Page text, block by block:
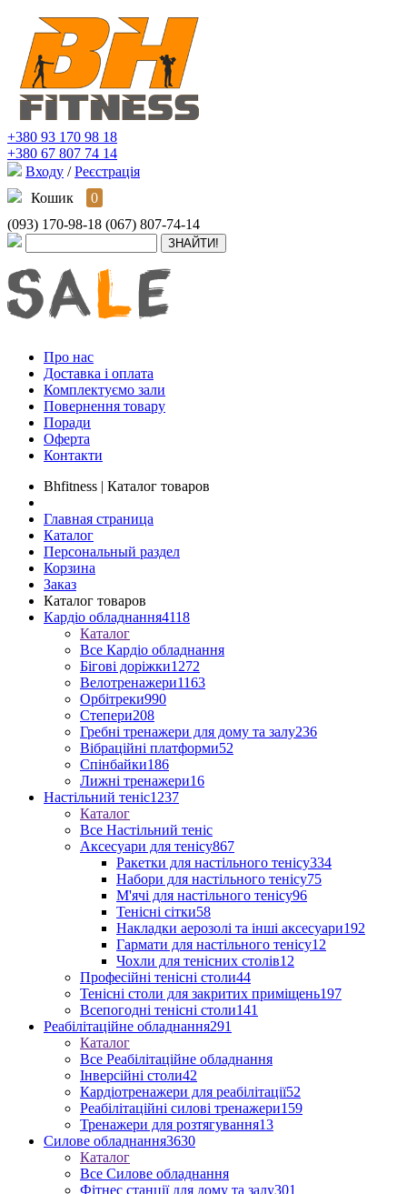
+380 93 170 98 18
+380 67 807 74 14
Входу / Реєстрація
Кошик
0
(093) 170-98-18 (067) 807-74-14
Про нас
Доставка і оплата
Комплектуємо зали
Повернення товару
Поради
Оферта
Контакти
Bhfitness | Каталог товаров
Главная страница
Каталог
Персональный раздел
Корзина
Заказ
Каталог товаров
Кардіо обладнання4118
Каталог
Все Кардіо обладнання
Бігові доріжки1272
Велотренажери1163
Орбітреки990
Степери208
Гребні тренажери для дому та залу236
Вібраційні платформи52
Спінбайки186
Лижні тренажери16
Настільний теніс1237
Каталог
Все Настільний теніс
Аксесуари для тенісу867
Ракетки для настільного тенісу334
Набори для настільного тенісу75
М'ячі для настільного тенісу96
Тенісні сітки58
Накладки аерозолі та інші аксесуари192
Гармати для настільного тенісу12
Чохли для тенісних столів12
Професійні тенісні столи44
Тенісні столи для закритих приміщень197
Всепогодні тенісні столи141
Реабілітаційне обладнання291
Каталог
Все Реабілітаційне обладнання
Інверсійні столи42
Кардіотренажери для реабілітації52
Реабілітаційні силові тренажери159
Тренажери для розтягування13
Силове обладнання3630
Каталог
Все Силове обладнання
Фітнес станції для дому та залу301